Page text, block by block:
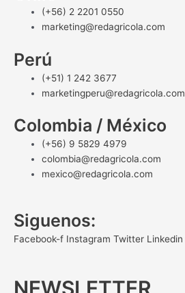
(+56) 2 2201 0550
marketing@redagricola.com
Perú
(+51) 1 242 3677
marketingperu@redagricola.com
Colombia / México
(+56) 9 5829 4979
colombia@redagricola.com
mexico@redagricola.com
Siguenos:
Facebook-f Instagram Twitter Linkedin